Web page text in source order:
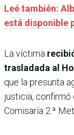
Leé también:
está disponible
La víctima
trasladada al
que la presunta
justicia, confirmó
Comisaría 2.ª